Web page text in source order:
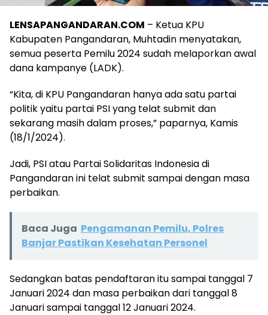
LENSAPANGANDARAN.COM – Ketua KPU
Kabupaten Pangandaran, Muhtadin menyatakan,
semua peserta Pemilu 2024 sudah melaporkan awal
dana kampanye (LADK).
“Kita, di KPU Pangandaran hanya ada satu partai
politik yaitu partai PSI yang telat submit dan
sekarang masih dalam proses,” paparnya, Kamis
(18/1/2024).
Jadi, PSI atau Partai Solidaritas Indonesia di
Pangandaran ini telat submit sampai dengan masa
perbaikan.
Baca Juga Pengamanan Pemilu, Polres
Banjar Pastikan Kesehatan Personel
Sedangkan batas pendaftaran itu sampai tanggal 7
Januari 2024 dan masa perbaikan dari tanggal 8
Januari sampai tanggal 12 Januari 2024.